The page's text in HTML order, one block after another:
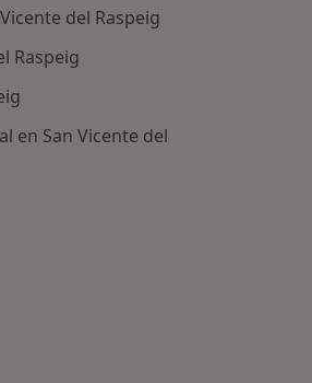
del Raspeig
Raspeig
en San Vicente del